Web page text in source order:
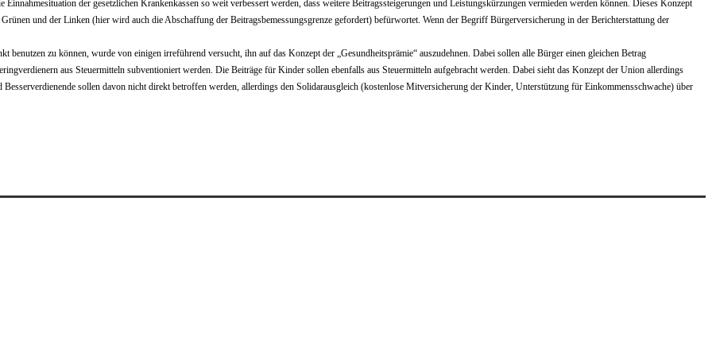
der gesetzlichen Krankenkassen so weit verbessert werden, dass weitere Beitragssteigerungen und Leistungskürzungen vermieden werden können. Dieses Konzept
und der Linken (hier wird auch die Abschaffung der Beitragsbemessungsgrenze gefordert) befürwortet. Wenn der Begriff Bürgerversicherung in der Berichterstattung der
zu können, wurde von einigen irreführend versucht, ihn auf das Konzept der „Gesundheitsprämie“ auszudehnen. Dabei sollen alle Bürger einen gleichen Betrag
aus Steuermitteln subventioniert werden. Die Beiträge für Kinder sollen ebenfalls aus Steuermitteln aufgebracht werden. Dabei sieht das Konzept der Union allerdings
sollen davon nicht direkt betroffen werden, allerdings den Solidarausgleich (kostenlose Mitversicherung der Kinder, Unterstützung für Einkommensschwache) über